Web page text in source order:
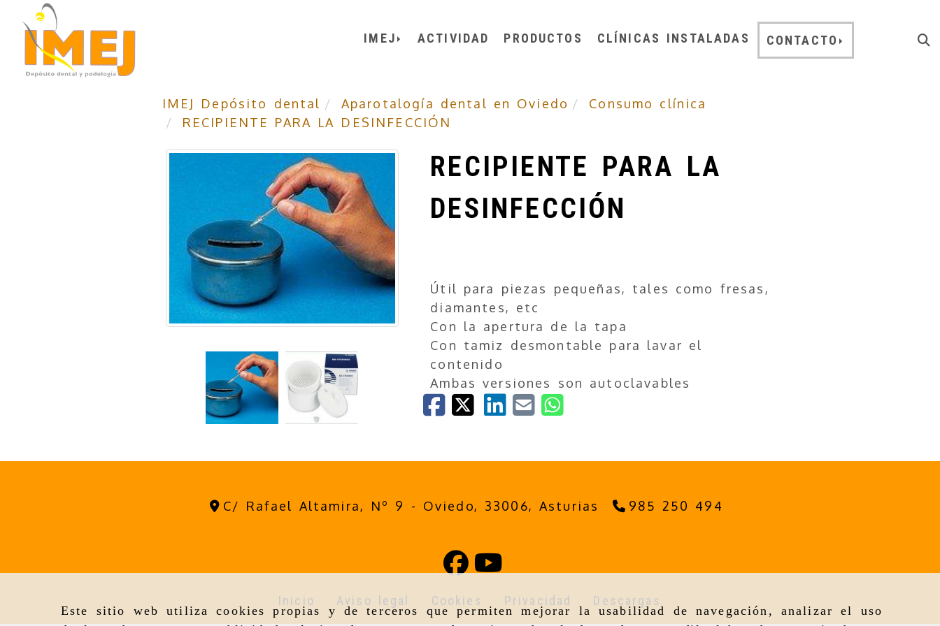
Este sitio web utiliza cookies propias y de terceros que permiten mejorar la usabilidad de navegación, analizar el uso
IMEJ ACTIVIDAD PRODUCTOS CLÍNICAS INSTALADAS CONTACTO
IMEJ Depósito dental Aparotalogía dental en Oviedo
Consumo clínica
RECIPIENTE PARA LA DESINFECCIÓN
RECIPIENTE PARA LA
DESINFECCIÓN
Útil para piezas pequeñas, tales como fresas,
diamantes, etc
Con la apertura de la tapa
Con tamiz desmontable para lavar el
contenido
Ambas versiones son autoclavables
C/ Rafael Altamira, Nº 9 - Oviedo, 33006, Asturias 985 250 494
Inicio Aviso legal Cookies Privacidad Descargas